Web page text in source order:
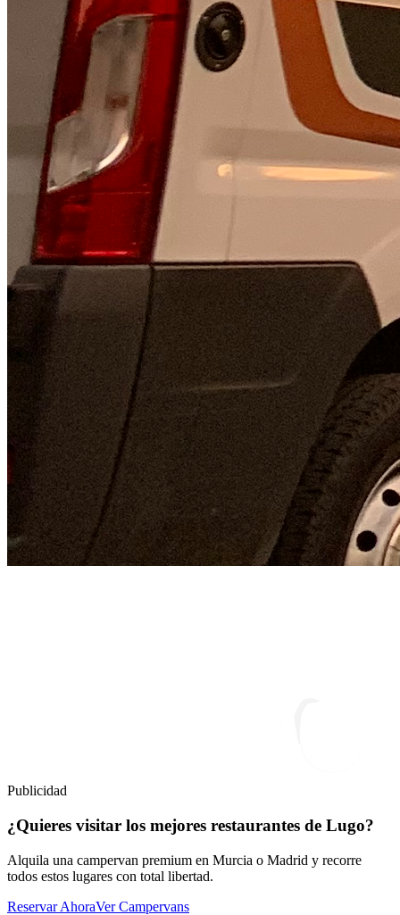
Publicidad
¿Quieres visitar los mejores restaurantes de Lugo?
Alquila una campervan premium en Murcia o Madrid y recorre
todos estos lugares con total libertad.
Reservar AhoraVer Campervans